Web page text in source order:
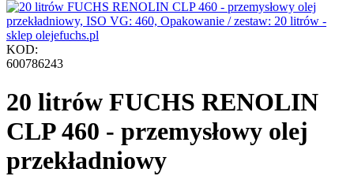
KOD:
600786243
20 litrów FUCHS RENOLIN
CLP 460 - przemysłowy olej
przekładniowy